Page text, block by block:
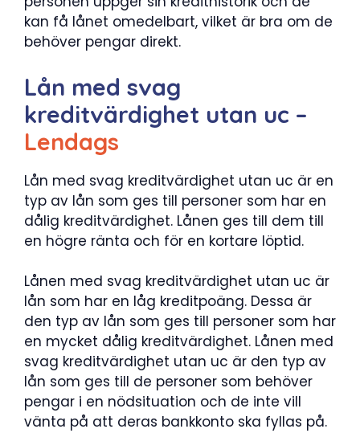
kan få lånet omedelbart, vilket är bra om de
behöver pengar direkt.
Lån med svag
kreditvärdighet utan uc –
Lendags
Lån med svag kreditvärdighet utan uc är en
typ av lån som ges till personer som har en
dålig kreditvärdighet. Lånen ges till dem till
en högre ränta och för en kortare löptid.
Lånen med svag kreditvärdighet utan uc är
lån som har en låg kreditpoäng. Dessa är
den typ av lån som ges till personer som har
en mycket dålig kreditvärdighet. Lånen med
svag kreditvärdighet utan uc är den typ av
lån som ges till de personer som behöver
pengar i en nödsituation och de inte vill
vänta på att deras bankkonto ska fyllas på.